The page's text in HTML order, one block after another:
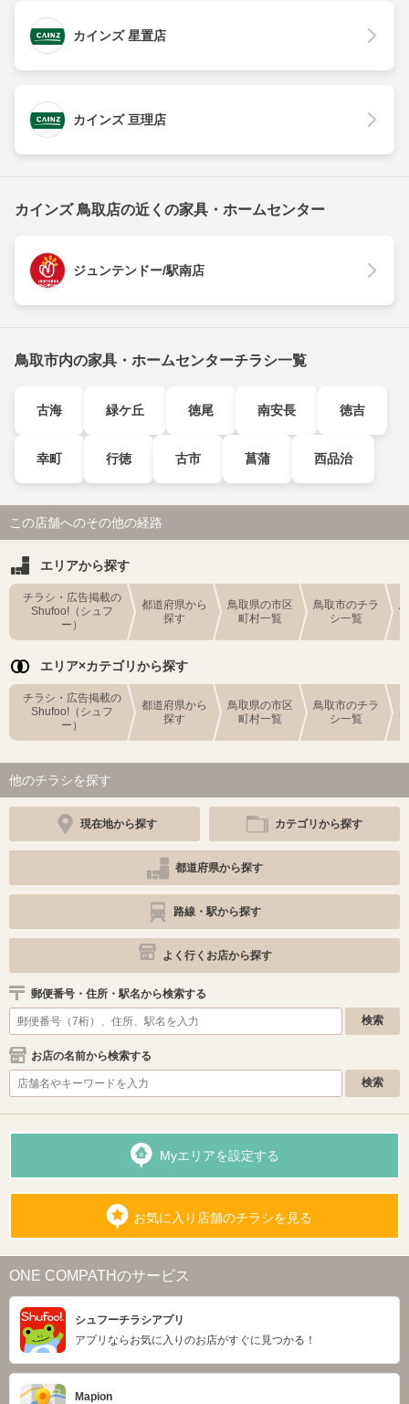
カインズ 星置店
カインズ 亘理店
カインズ 鳥取店の近くの家具・ホームセンター
ジュンテンドー/駅南店
鳥取市内の家具・ホームセンターチラシ一覧
古海 緑ケ丘 徳尾 南安長 徳吉
幸町 行徳 古市 菖蒲 西品治
この店舗へのその他の経路
エリアから探す
チラシ・広告掲載の
Shufoo!（シュフ
ー）
都道府県から
探す
鳥取県の市区
町村一覧
鳥取市のチラ
シ一覧
エリア×カテゴリから探す
チラシ・広告掲載の
Shufoo!（シュフ
ー）
都道府県から
探す
鳥取県の市区
町村一覧
鳥取市のチラ
シ一覧
他のチラシを探す
現在地から探す カテゴリから探す
都道府県から探す
路線・駅から探す
よく行くお店から探す
郵便番号・住所・駅名から検索する
お店の名前から検索する
Myエリアを設定する
お気に入り店舗のチラシを見る
ONE COMPATHのサービス
シュフーチラシアプリ
アプリならお気に入りのお店がすぐに見つかる！
Mapion